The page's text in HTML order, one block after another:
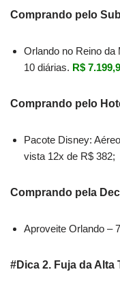
Comprando pelo
Orlando no Reino da
10 diárias. R$
Comprando pelo
Pacote Disney:
vista 12x de R$ 382;
Comprando pela
Aproveite Orlando –
#Dica 2. Fuja da Alta